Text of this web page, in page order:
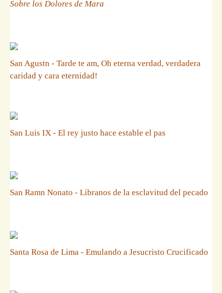
Sobre los Dolores de Mara
San Agustn - Tarde te am, Oh eterna verdad, verdadera
caridad y cara eternidad!
San Luis IX - El rey justo hace estable el pas
San Ramn Nonato - Libranos de la esclavitud del pecado
Santa Rosa de Lima - Emulando a Jesucristo Crucificado